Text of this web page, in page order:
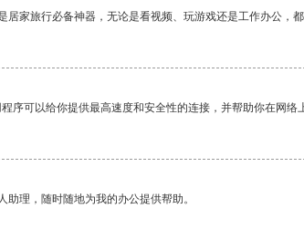
居家旅行必备神器，无论是看视频、玩游戏还是工作办公，
序可以给你提供最高速度和安全性的连接，并帮助你在网络
助理，随时随地为我的办公提供帮助。